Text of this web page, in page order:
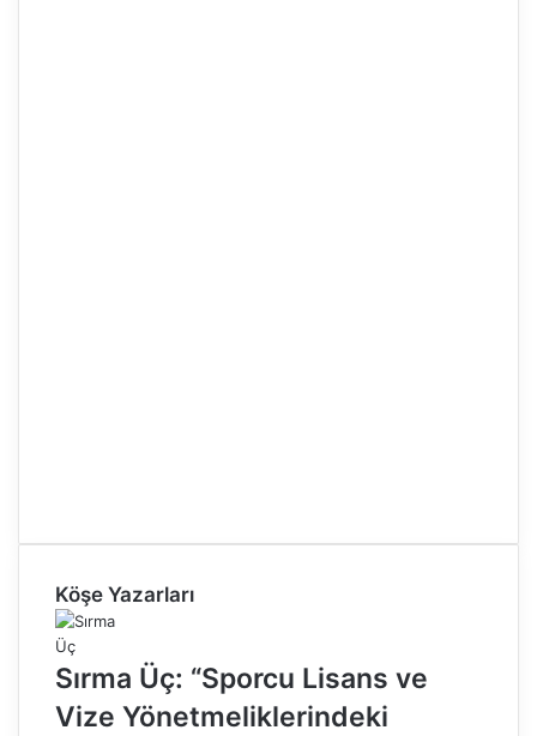
Köşe Yazarları
Sırma Üç: “Sporcu Lisans ve
Vize Yönetmeliklerindeki